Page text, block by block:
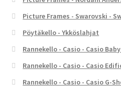
Picture Frames - Swarovski -
Pöytäkello - Ykköslahjat
Rannekello - Casio - Casio
Rannekello - Casio - Casio
Rannekello - Casio - Casio G-